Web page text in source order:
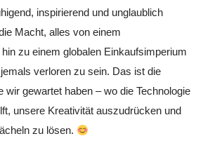
inspirierend und unglaublich
Macht, alles von einem
zu einem globalen Einkaufsimperium
verloren zu sein. Das ist die
wir gewartet haben – wo die Technologie
unsere Kreativität auszudrücken und
zu lösen.